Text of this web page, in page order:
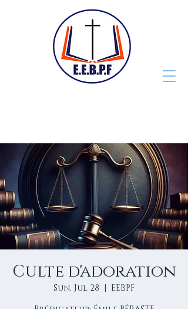
Culte d'adoration
Sun, Jul 28
  |
EEBPF